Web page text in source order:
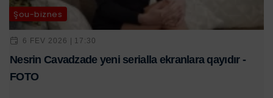
Şou-biznes
6 FEV 2026 | 17:30
Nesrin Cavadzade yeni serialla ekranlara qayıdır -
FOTO